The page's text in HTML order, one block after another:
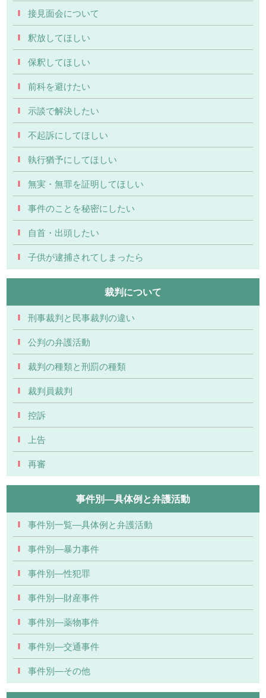
接見面会について
釈放してほしい
保釈してほしい
前科を避けたい
示談で解決したい
不起訴にしてほしい
執行猶予にしてほしい
無実・無罪を証明してほしい
事件のことを秘密にしたい
自首・出頭したい
子供が逮捕されてしまったら
裁判について
刑事裁判と民事裁判の違い
公判の弁護活動
裁判の種類と刑罰の種類
裁判員裁判
控訴
上告
再審
事件別―具体例と弁護活動
事件別一覧―具体例と弁護活動
事件別―暴力事件
事件別―性犯罪
事件別―財産事件
事件別―薬物事件
事件別―交通事件
事件別―その他